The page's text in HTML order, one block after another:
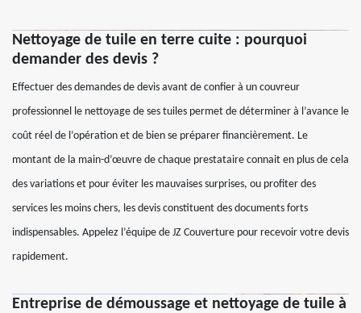
Nettoyage de tuile en terre cuite : pourquoi
demander des devis ?
Effectuer des demandes de devis avant de confier à un couvreur
professionnel le nettoyage de ses tuiles permet de déterminer à l’avance le
coût réel de l’opération et de bien se préparer financièrement. Le
montant de la main-d’œuvre de chaque prestataire connait en plus de cela
des variations et pour éviter les mauvaises surprises, ou profiter des
services les moins chers, les devis constituent des documents forts
indispensables. Appelez l’équipe de JZ Couverture pour recevoir votre devis
rapidement.
Entreprise de démoussage et nettoyage de tuile à